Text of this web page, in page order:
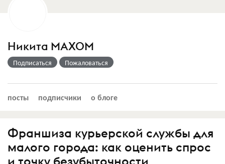
Никита МАХОМ
Подписаться Пожаловаться
посты подписчики о блоге
Франшиза курьерской службы для
малого города: как оценить спрос
и точку безубыточности